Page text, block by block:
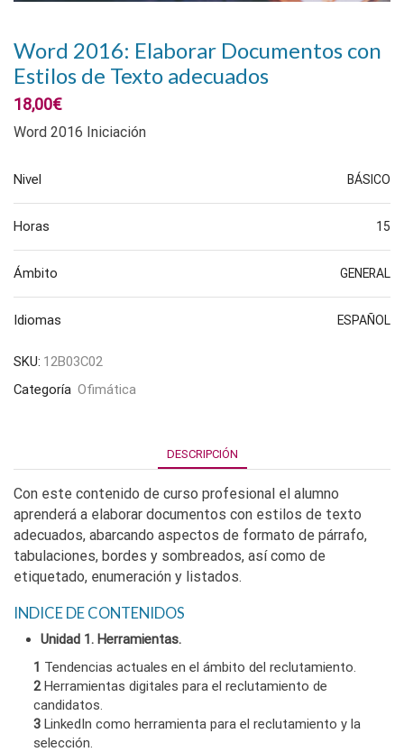
Word 2016: Elaborar Documentos con
Estilos de Texto adecuados
18,00€
Word 2016 Iniciación
Nivel BÁSICO
Horas 15
Ámbito GENERAL
Idiomas ESPAÑOL
SKU: 12B03C02
Categoría Ofimática
DESCRIPCIÓN
Con este contenido de curso profesional el alumno
aprenderá a elaborar documentos con estilos de texto
adecuados, abarcando aspectos de formato de párrafo,
tabulaciones, bordes y sombreados, así como de
etiquetado, enumeración y listados.
INDICE DE CONTENIDOS
Unidad 1. Herramientas.
1 Tendencias actuales en el ámbito del reclutamiento.
2Herramientas digitales para el reclutamiento de
candidatos.
3 LinkedIn como herramienta para el reclutamiento y la
selección.